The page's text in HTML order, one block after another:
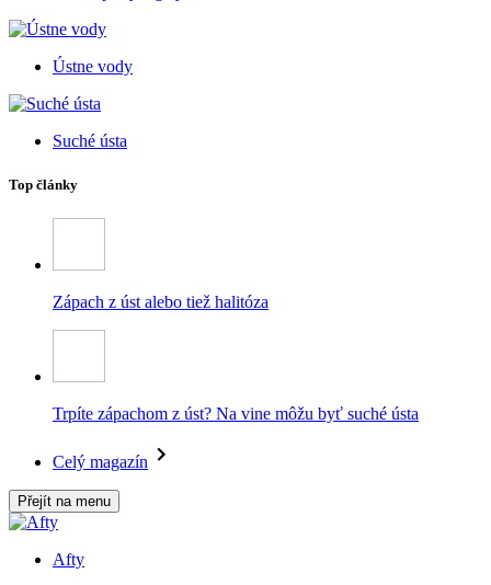
Ústne vody
Suché ústa
Top články
Zápach z úst alebo tiež halitóza
Trpíte zápachom z úst? Na vine môžu byť suché ústa
Celý magazín
Přejít na menu
Afty